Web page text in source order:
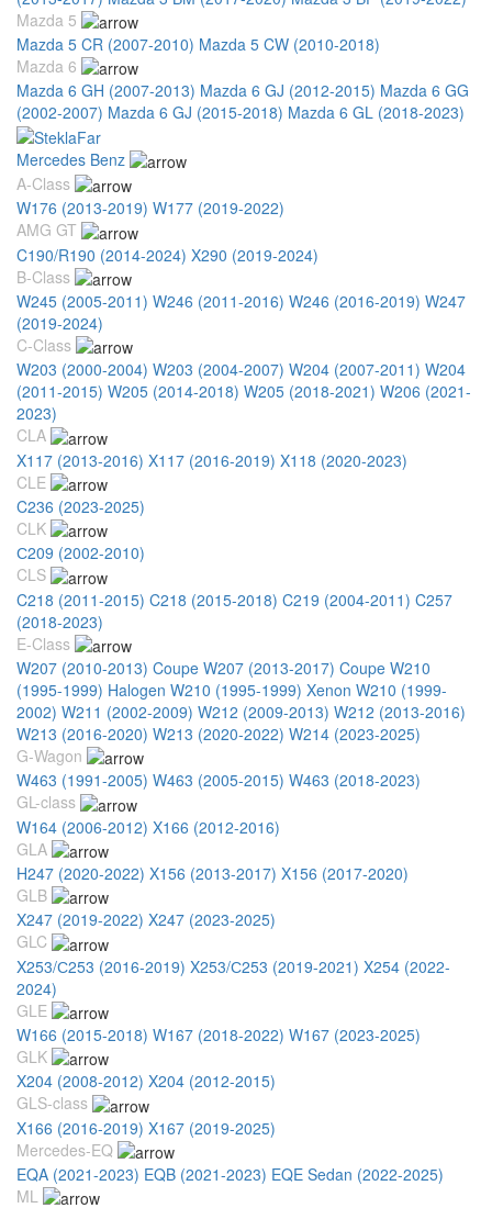
Mazda 5
Mazda 5 CR (2007-2010) Mazda 5 CW (2010-2018)
Mazda 6
Mazda 6 GH (2007-2013) Mazda 6 GJ (2012-2015) Mazda 6 GG
(2002-2007) Mazda 6 GJ (2015-2018) Mazda 6 GL (2018-2023)
Mercedes Benz
A-Class
W176 (2013-2019) W177 (2019-2022)
AMG GT
C190/R190 (2014-2024) X290 (2019-2024)
B-Class
W245 (2005-2011) W246 (2011-2016) W246 (2016-2019) W247
(2019-2024)
C-Class
W203 (2000-2004) W203 (2004-2007) W204 (2007-2011) W204
(2011-2015) W205 (2014-2018) W205 (2018-2021) W206 (2021-
2023)
CLA
X117 (2013-2016) X117 (2016-2019) X118 (2020-2023)
CLE
C236 (2023-2025)
CLK
С209 (2002-2010)
CLS
C218 (2011-2015) C218 (2015-2018) C219 (2004-2011) C257
(2018-2023)
E-Class
W207 (2010-2013) Coupe W207 (2013-2017) Coupe W210
(1995-1999) Halogen W210 (1995-1999) Xenon W210 (1999-
2002) W211 (2002-2009) W212 (2009-2013) W212 (2013-2016)
W213 (2016-2020) W213 (2020-2022) W214 (2023-2025)
G-Wagon
W463 (1991-2005) W463 (2005-2015) W463 (2018-2023)
GL-class
W164 (2006-2012) X166 (2012-2016)
GLA
H247 (2020-2022) X156 (2013-2017) X156 (2017-2020)
GLB
X247 (2019-2022) X247 (2023-2025)
GLC
X253/С253 (2016-2019) X253/С253 (2019-2021) X254 (2022-
2024)
GLE
W166 (2015-2018) W167 (2018-2022) W167 (2023-2025)
GLK
X204 (2008-2012) X204 (2012-2015)
GLS-class
X166 (2016-2019) X167 (2019-2025)
Mercedes-EQ
EQA (2021-2023) EQB (2021-2023) EQE Sedan (2022-2025)
ML